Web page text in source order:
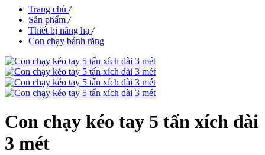
Trang chủ /
Sản phẩm /
Thiết bị nâng hạ /
Con chạy bánh răng
Con chạy kéo tay 5 tấn xích dài
3 mét